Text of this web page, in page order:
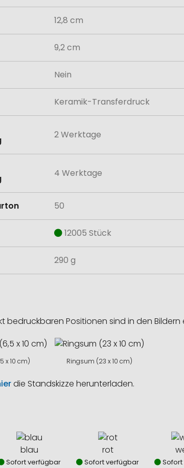
12,8 cm
9,2 cm
Nein
Keramik-Transferdruck
2 Werktage
4 Werktage
50
12005 Stück
290 g
bedruckbaren Positionen sind in den
x 10 cm) Ringsum (23 x 10 cm)
die Standskizze herunterladen.
blau
Sofort verfügbar
rot
Sofort verfügbar